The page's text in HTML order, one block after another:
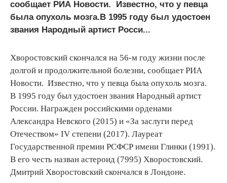
сообщает РИА Новости. Известно, что у певца
была опухоль мозга.В 1995 году был удостоен
звания Народный артист Росси...
Хворостовский скончался на 56-м году жизни после
долгой и продолжительной болезни, сообщает РИА
Новости. Известно, что у певца была опухоль мозга.
В 1995 году был удостоен звания Народный артист
России. Награжден российскими орденами
Александра Невского (2015) и «За заслуги перед
Отечеством» IV степени (2017). Лауреат
Государственной премии РСФСР имени Глинки (1991).
В его честь назван астероид (7995) Хворостовский.
Дмитрий Хворостовский скончался в Лондоне.